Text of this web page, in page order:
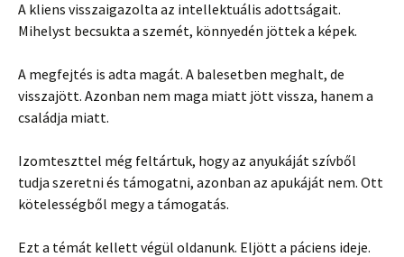
A kliens visszaigazolta az intellektuális adottságait.
Mihelyst becsukta a szemét, könnyedén jöttek a képek.
A megfejtés is adta magát. A balesetben meghalt, de
visszajött. Azonban nem maga miatt jött vissza, hanem a
családja miatt.
Izomteszttel még feltártuk, hogy az anyukáját szívből
tudja szeretni és támogatni, azonban az apukáját nem. Ott
kötelességből megy a támogatás.
Ezt a témát kellett végül oldanunk. Eljött a páciens ideje.